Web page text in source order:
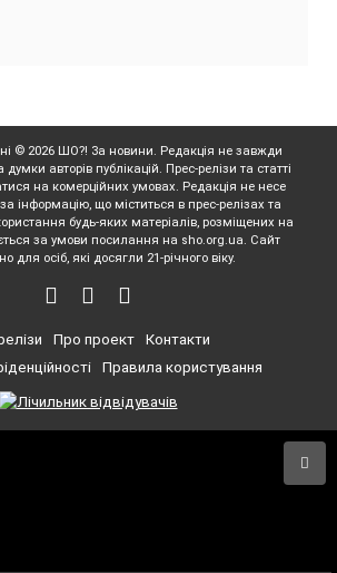
© 2026 ШО?! За новини. Редакція не завжди
авторів публікацій. Прес-релізи та статті
на комерційних умовах. Редакція не несе
за інформацію, що міститься в прес-релізах та
будь-яких матеріалів, розміщених на
за умови посилання на sho.org.ua. Сайт
для осіб, які досягли 21-річного віку.
Про проект
Контакти
Правила користування